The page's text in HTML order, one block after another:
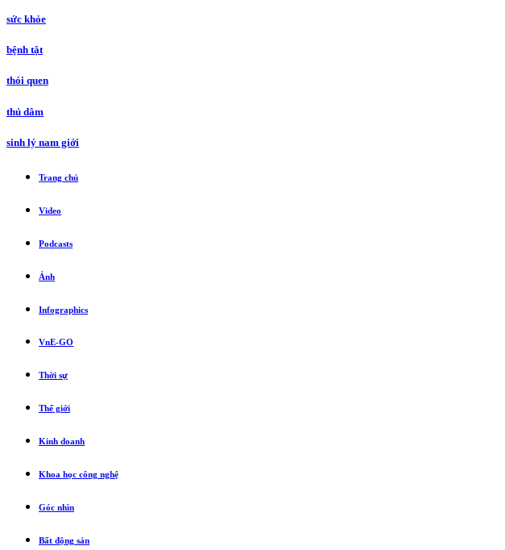
sức khỏe
bệnh tật
thói quen
thủ dâm
sinh lý nam giới
Trang chủ
Video
Podcasts
Ảnh
Infographics
VnE-GO
Thời sự
Thế giới
Kinh doanh
Khoa học công nghệ
Góc nhìn
Bất động sản